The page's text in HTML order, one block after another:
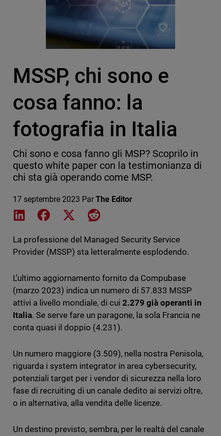
MSSP, chi sono e
cosa fanno: la
fotografia in Italia
Chi sono e cosa fanno gli MSP? Scoprilo in
questo white paper con la testimonianza di
chi sta già operando come MSP.
17 septembre 2023 Par The Editor
Share on LinkedIn
Share on Facebook
Share on XShare on Reddit
La professione del Managed Security Service
Provider (MSSP) sta letteralmente esplodendo.
L’ultimo aggiornamento fornito da Compubase
(marzo 2023) indica un numero di 57.833 MSSP
attivi a livello mondiale, di cui2.279 già operanti in
Italia. Se serve fare un paragone, la sola Francia ne
conta quasi il doppio (4.231).
Un numero maggiore (3.509), nella nostra Penisola,
riguarda i system integrator in area cybersecurity,
potenziali target per i vendor di sicurezza nella loro
fase di recruiting di un canale dedito ai servizi oltre,
o in alternativa, alla vendita delle licenze.
Un destino previsto, sembra, per le realtà del canale